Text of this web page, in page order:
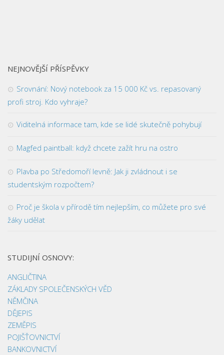
NEJNOVĚJŠÍ PŘÍSPĚVKY
Srovnání: Nový notebook za 15 000 Kč vs. repasovaný
profi stroj. Kdo vyhraje?
Viditelná informace tam, kde se lidé skutečně pohybují
Magfed paintball: když chcete zažít hru na ostro
Plavba po Středomoří levně: Jak ji zvládnout i se
studentským rozpočtem?
Proč je škola v přírodě tím nejlepším, co můžete pro své
žáky udělat
STUDIJNÍ OSNOVY:
ANGLIČTINA
ZÁKLADY SPOLEČENSKÝCH VĚD
NĚMČINA
DĚJEPIS
ZEMĚPIS
POJIŠŤOVNICTVÍ
BANKOVNICTVÍ